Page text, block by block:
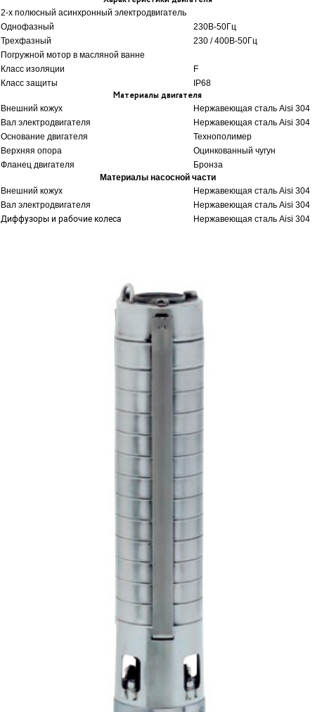
2-х полюсный асинхронный электродвигатель
Однофазный
230В-50Гц
Трехфазный
230 / 400В-50Гц
Погружной мотор в масляной ванне
Класс изоляции
F
Класс защиты
IP68
Материалы двигателя
Внешний кожух
Нержавеющая сталь Aisi 304
Вал электродвигателя
Нержавеющая сталь Aisi 304
Основание двигателя
Технополимер
Верхняя опора
Оцинкованный чугун
Фланец двигателя
Бронза
Материалы насосной части
Внешний кожух
Нержавеющая сталь Aisi 304
Вал электродвигателя
Нержавеющая сталь Aisi 304
Диффузоры и рабочие колеса
Нержавеющая сталь Aisi 304